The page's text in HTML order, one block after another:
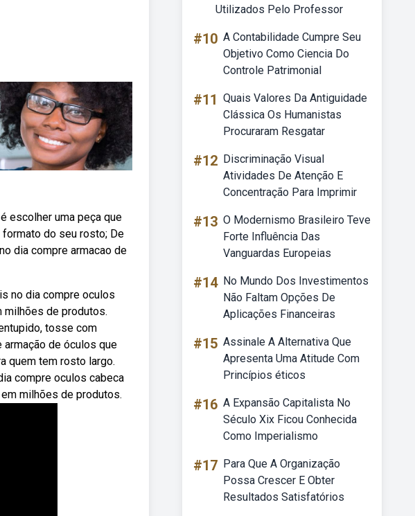
escolher uma peça que
do seu rosto; De
dia compre armacao de
no dia compre oculos
milhões de produtos.
tosse com
de óculos que
quem tem rosto largo.
compre oculos cabeca
milhões de produtos.
Utilizados Pelo Professor
#10 A Contabilidade Cumpre Seu
Objetivo Como Ciencia Do
Controle Patrimonial
#11 Quais Valores Da Antiguidade
Clássica Os Humanistas
Procuraram Resgatar
#12 Discriminação Visual
Atividades De Atenção E
Concentração Para Imprimir
#13 O Modernismo Brasileiro Teve
Forte Influência Das
Vanguardas Europeias
#14 No Mundo Dos Investimentos
Não Faltam Opções De
Aplicações Financeiras
#15 Assinale A Alternativa Que
Apresenta Uma Atitude Com
Princípios éticos
#16 A Expansão Capitalista No
Século Xix Ficou Conhecida
Como Imperialismo
#17 Para Que A Organização
Possa Crescer E Obter
Resultados Satisfatórios